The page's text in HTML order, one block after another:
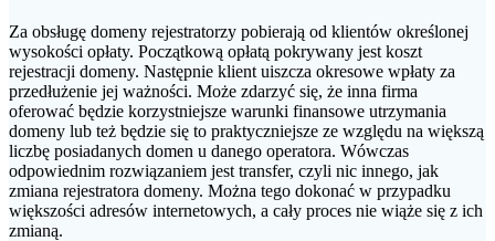
Za obsługę domeny rejestratorzy pobierają od klientów określonej
wysokości opłaty. Początkową opłatą pokrywany jest koszt
rejestracji domeny. Następnie klient uiszcza okresowe wpłaty za
przedłużenie jej ważności. Może zdarzyć się, że inna firma
oferować będzie korzystniejsze warunki finansowe utrzymania
domeny lub też będzie się to praktyczniejsze ze względu na większą
liczbę posiadanych domen u danego operatora. Wówczas
odpowiednim rozwiązaniem jest transfer, czyli nic innego, jak
zmiana rejestratora domeny. Można tego dokonać w przypadku
większości adresów internetowych, a cały proces nie wiąże się z ich
zmianą.